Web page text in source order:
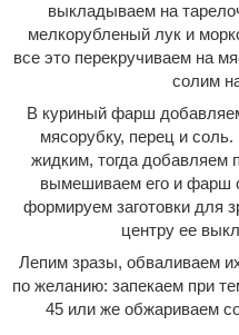
выкладываем на
мелкорубленый лук и
все это перекручиваем на
солим
В куриный фарш
мясорубку, перец и
жидким, тогда добавляем
вымешиваем его и фарш
формируем заготовки для
центру ее
Лепим зразы, обваливаем
по желанию: запекаем при
45 или же обжариваем